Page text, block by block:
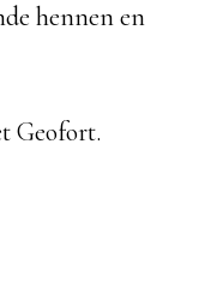
hennen en
Geofort.